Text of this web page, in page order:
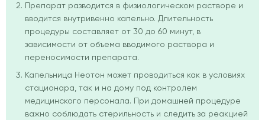
Препарат разводится в физиологическом растворе и
вводится внутривенно капельно. Длительность
процедуры составляет от 30 до 60 минут, в
зависимости от объема вводимого раствора и
переносимости препарата.
Капельница Неотон может проводиться как в условиях
стационара, так и на дому под контролем
медицинского персонала. При домашней процедуре
важно соблюдать стерильность и следить за реакцией